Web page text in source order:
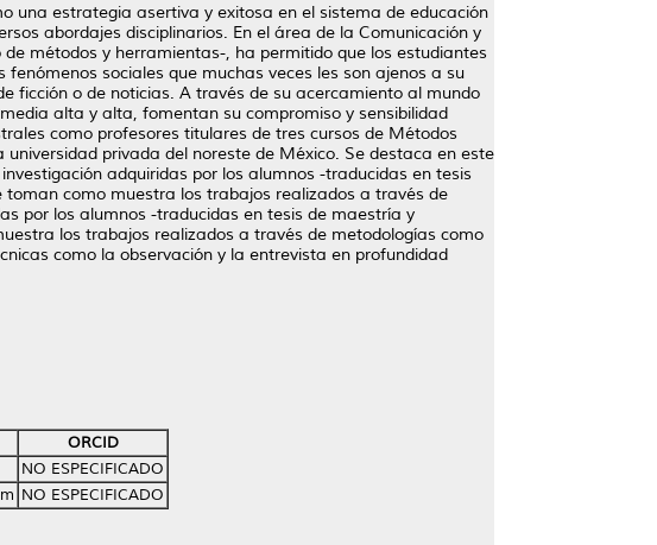
una estrategia asertiva y exitosa en el sistema de educación
abordajes disciplinarios. En el área de la Comunicación y
métodos y herramientas-, ha permitido que los estudiantes
sociales que muchas veces les son ajenos a su
ficción o de noticias. A través de su acercamiento al mundo
alta y alta, fomentan su compromiso y sensibilidad
como profesores titulares de tres cursos de Métodos
privada del noreste de México. Se destaca en este
adquiridas por los alumnos -traducidas en tesis
toman como muestra los trabajos realizados a través de
por los alumnos -traducidas en tesis de maestría y
los trabajos realizados a través de metodologías como
como la observación y la entrevista en profundidad
ORCID
NO ESPECIFICADO
NO ESPECIFICADO